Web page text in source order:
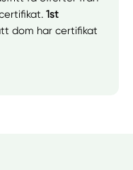
1st
dom har certifikat